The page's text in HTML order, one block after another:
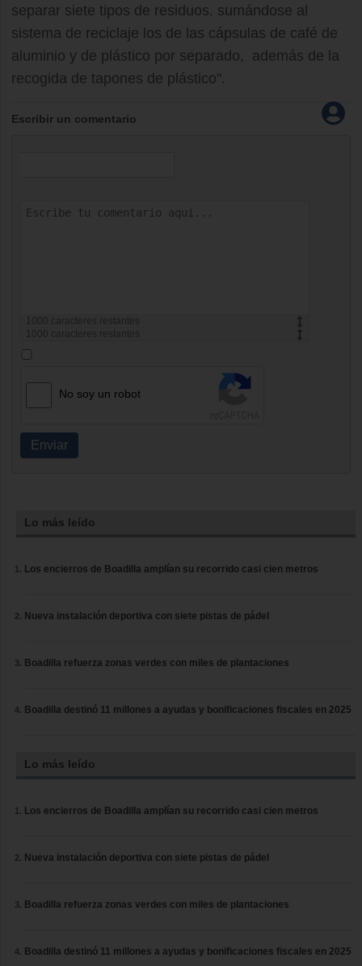
separar siete tipos de residuos. sumándose al
sistema de reciclaje los de las cápsulas de café de
aluminio y de plástico por separado, además de la
recogida de tapones de plástico".
Escribir un comentario
caracteres restantes
caracteres restantes
No soy un robot
Enviar
Lo más leído
Los encierros de Boadilla amplían su recorrido casi cien metros
Nueva instalación deportiva con siete pistas de pádel
Boadilla refuerza zonas verdes con miles de plantaciones
Boadilla destinó 11 millones a ayudas y bonificaciones fiscales en 2025
Lo más leído
Los encierros de Boadilla amplían su recorrido casi cien metros
Nueva instalación deportiva con siete pistas de pádel
Boadilla refuerza zonas verdes con miles de plantaciones
Boadilla destinó 11 millones a ayudas y bonificaciones fiscales en 2025